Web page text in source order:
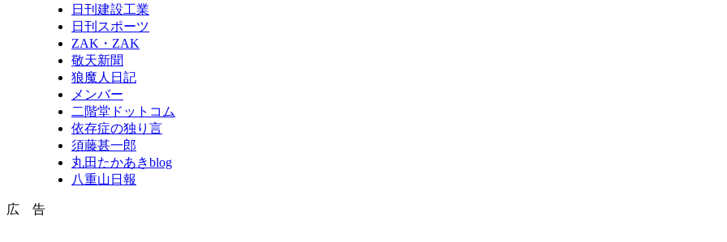
日刊建設工業
日刊スポーツ
ZAK・ZAK
敬天新聞
狼魔人日記
メンバー
二階堂ドットコム
依存症の独り言
須藤甚一郎
丸田たかあきblog
八重山日報
広 告